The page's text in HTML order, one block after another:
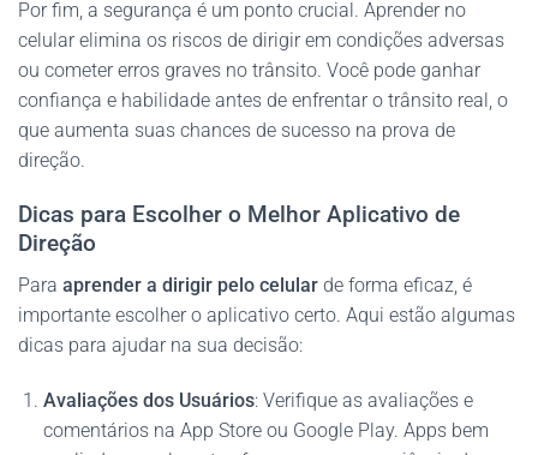
Por fim, a segurança é um ponto crucial. Aprender no
celular elimina os riscos de dirigir em condições adversas
ou cometer erros graves no trânsito. Você pode ganhar
confiança e habilidade antes de enfrentar o trânsito real, o
que aumenta suas chances de sucesso na prova de
direção.
Dicas para Escolher o Melhor Aplicativo de
Direção
Para aprender a dirigir pelo celular de forma eficaz, é
importante escolher o aplicativo certo. Aqui estão algumas
dicas para ajudar na sua decisão:
Avaliações dos Usuários: Verifique as avaliações e
comentários na App Store ou Google Play. Apps bem